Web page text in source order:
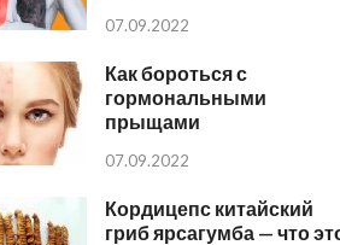
07.09.2022
Как бороться с
гормональными
прыщами
07.09.2022
Кордицепс китайский
гриб ярсагумба — что